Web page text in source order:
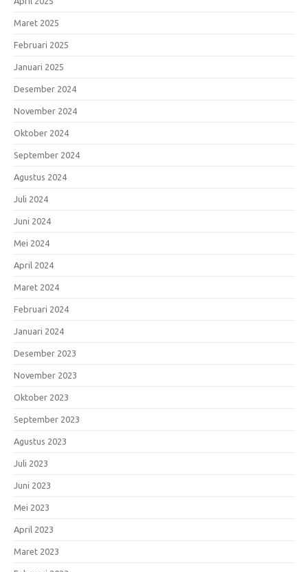
Maret 2025
Februari 2025
Januari 2025
Desember 2024
November 2024
Oktober 2024
September 2024
Agustus 2024
Juli 2024
Juni 2024
Mei 2024
April 2024
Maret 2024
Februari 2024
Januari 2024
Desember 2023
November 2023
Oktober 2023
September 2023
Agustus 2023
Juli 2023
Juni 2023
Mei 2023
April 2023
Maret 2023